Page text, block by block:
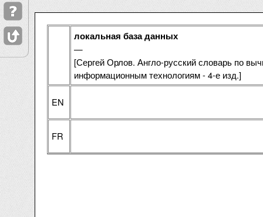
локальная база данных
—
[Сергей Орлов. Англо-русский словарь по
информационным технологиям - 4-е изд.]
EN
FR